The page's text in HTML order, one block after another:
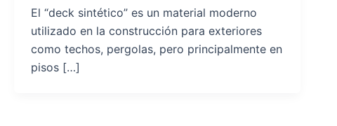
El “deck sintético” es un material moderno
utilizado en la construcción para exteriores
como techos, pergolas, pero principalmente en
pisos […]